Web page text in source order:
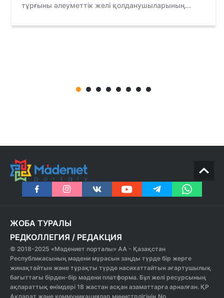
тұрғыны әлеуметтік желі қолданушыларының...
ЖОБА ТУРАЛЫ
РЕДКОЛЛЕГИЯ / РЕДАКЦИЯ
© 2018-2025 «Мәдениет порталы» АА - Қазақстан
Республикасының мәдени мұрасын заңды түрде бір жерге
жинақтайтын және тұрақты түрде насихаттайтын ағартушылық
бағыттағы бірден-бір мәдени платформа. Бұл желі ресурсының
ақпараттық өнімдері 18 жастан асқан азаматтарға арналған. ҚР
Ақпарат және коммуникациялар министрлігінің No